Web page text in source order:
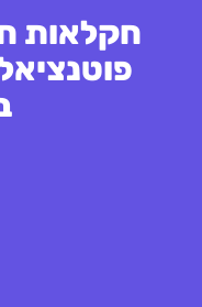
חקלאות